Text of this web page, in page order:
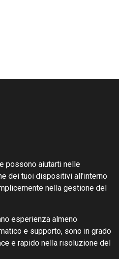
possono aiutarti nelle
dei tuoi dispositivi all'interno
nella gestione del
esperienza almeno
e supporto, sono in grado
e rapido nella risoluzione del